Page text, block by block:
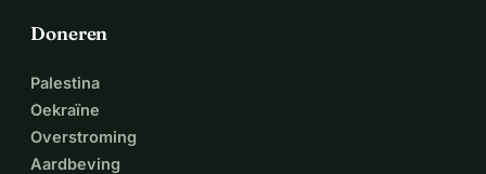
Website: https://www.greatoven.org/
Doneren
Palestina
Oekraïne
Overstroming
Aardbeving